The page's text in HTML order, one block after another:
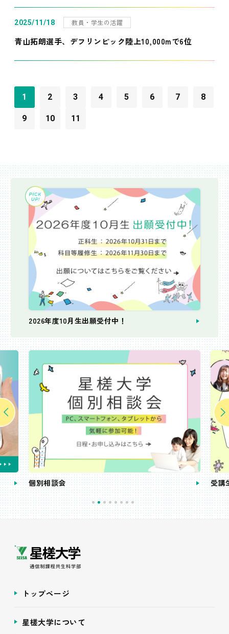
2025/11/18 教員・学生の活躍
青山拓朗選手、デフリンピック陸上10,000mで6位
1 2 3 4 5 6 7 8
9 10 11
2026年度10月生出願受付中！
個別相談会 受講
トップページ
星槎大学について